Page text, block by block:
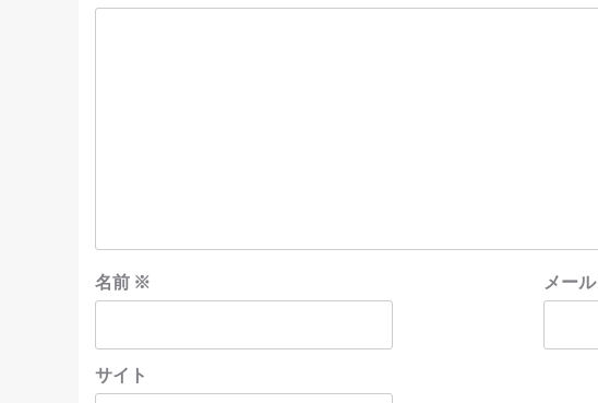
名前 ※ メール
サイト